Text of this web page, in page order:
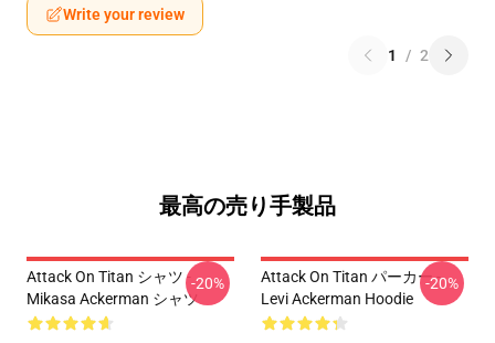
Write your review
1 / 2
最高の売り手製品
Attack On Titan シャツ -
Mikasa Ackerman シャツ
-20%
Attack On Titan パーカー -
Levi Ackerman Hoodie
-20%